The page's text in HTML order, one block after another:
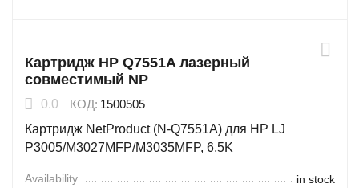
Картридж HP Q7551A лазерный
совместимый NP
0.0 КОД: 1500505
Картридж NetProduct (N-Q7551A) для HP LJ
P3005/M3027MFP/M3035MFP, 6,5K
Availability
in stock